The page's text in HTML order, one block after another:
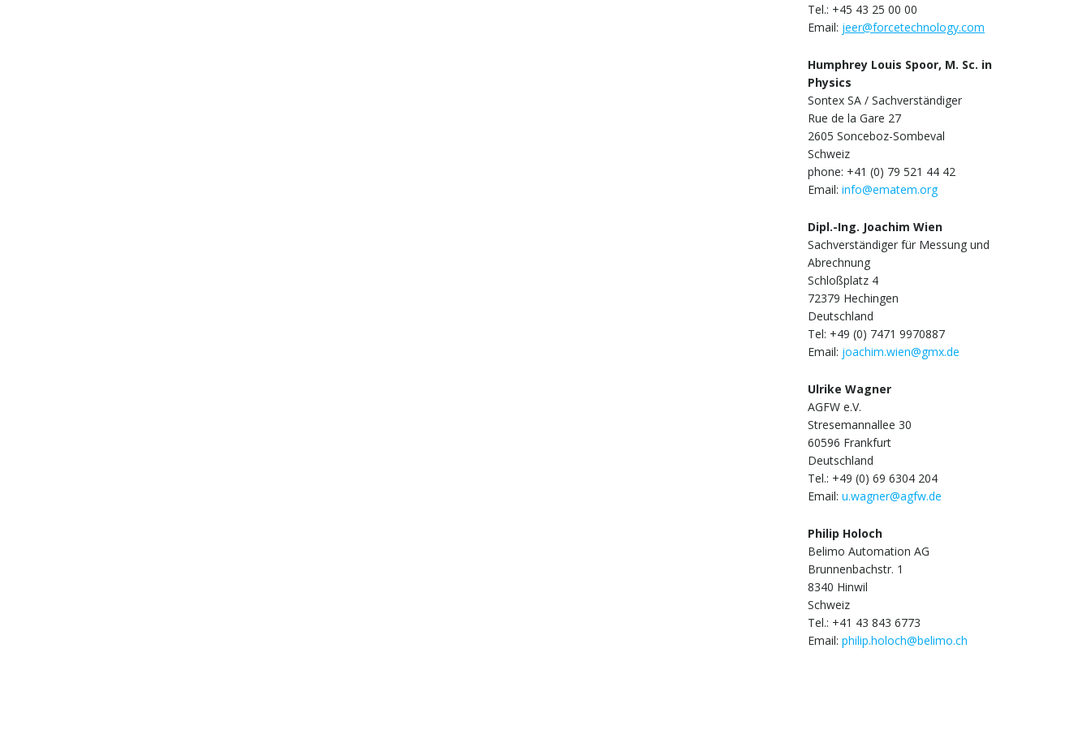
Tel.: +45 43 25 00 00
Email: jeer@forcetechnology.com
Humphrey Louis Spoor, M. Sc. in
Physics
Sontex SA / Sachverständiger
Rue de la Gare 27
2605 Sonceboz-Sombeval
Schweiz
phone: +41 (0) 79 521 44 42
Email: info@ematem.org
Dipl.-Ing. Joachim Wien
Sachverständiger für Messung und
Abrechnung
Schloßplatz 4
72379 Hechingen
Deutschland
Tel: +49 (0) 7471 9970887
Email: joachim.wien@gmx.de
Ulrike Wagner
AGFW e.V.
Stresemannallee 30
60596 Frankfurt
Deutschland
Tel.: +49 (0) 69 6304 204
Email: u.wagner@agfw.de
Philip Holoch
Belimo Automation AG
Brunnenbachstr. 1
8340 Hinwil
Schweiz
Tel.: +41 43 843 6773
Email: philip.holoch@belimo.ch